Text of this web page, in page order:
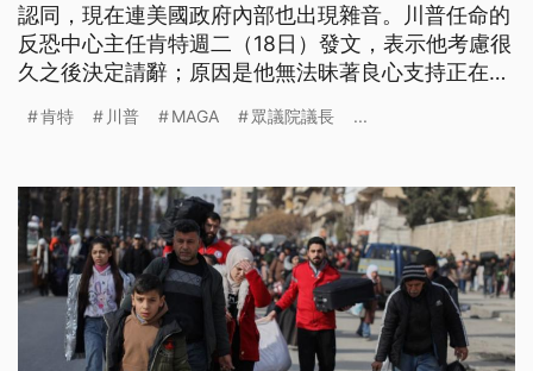
認同，現在連美國政府內部也出現雜音。川普任命的
反恐中心主任肯特週二（18日）發文，表示他考慮很
久之後決定請辭；原因是他無法昧著良心支持正在進
迫切的威脅，而這場戰爭的發生，是因為受到以色列
肯特 川普 MAGA 眾議院議長 ...